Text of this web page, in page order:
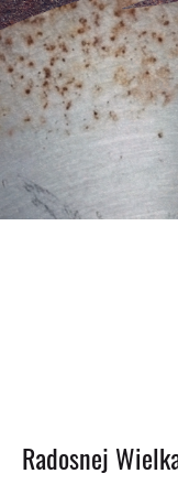
Radosnej